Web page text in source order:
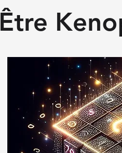
Être